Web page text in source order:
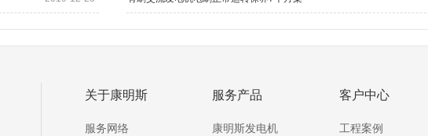
关于康明斯
服务网络
服务产品
康明斯发电机
客户中心
工程案例